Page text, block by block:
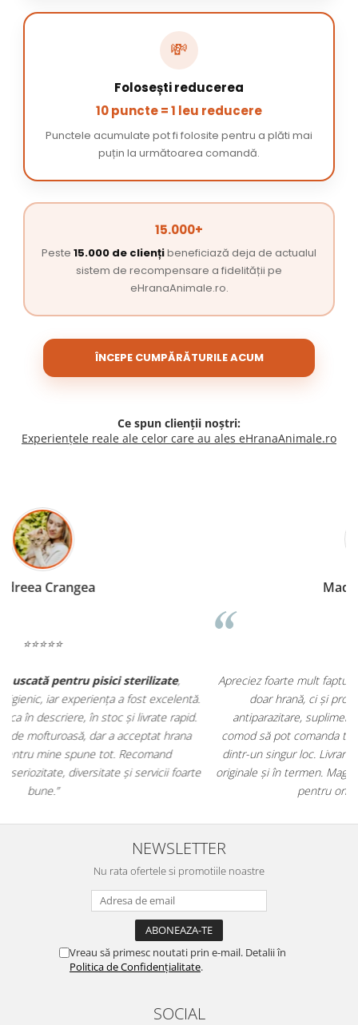
💸
Folosești reducerea
10 puncte = 1 leu reducere
Punctele acumulate pot fi folosite pentru a plăti mai
puțin la următoarea comandă.
15.000+
Peste 15.000 de cliențibeneficiază deja de actualul
sistem de recompensare a fidelității pe
eHranaAnimale.ro.
ÎNCEPE CUMPĂRĂTURILE ACUM
Ce spun clienții noștri:
Experiențele reale ale celor care au ales eHranaAnimale.ro
Apreciez foarte mult faptul că pe ehranaanimale.rogăsesc nu
doar hrană, ci și produse dinfarmacia veterinară:
antiparazitare, suplimente și soluții de îngrijire. Este foarte
comod să pot comanda tot ce am nevoie pentru animalul meu
dintr-un singur loc. Livrarea a fost rapidă, iar produsele au fost
originale și în termen. Magazin serios, bine organizat și foarte util
NEWSLETTER
Nu rata ofertele si promotiile noastre
Vreau să primesc noutati prin e-mail. Detalii în
Politica de Confidențialitate.
SOCIAL